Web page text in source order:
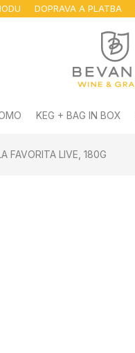
DOPRAVA A PLATBA
KEG + BAG IN BOX
FAVORITA LIVE, 180G